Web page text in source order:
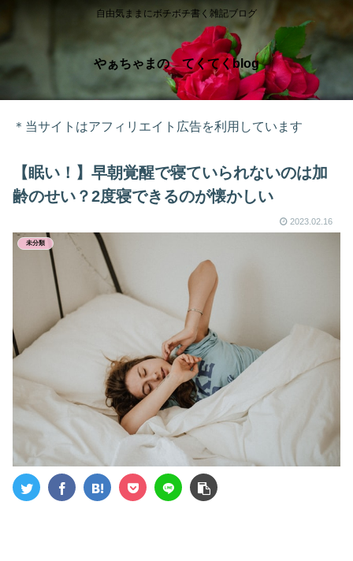
自由気ままにボチボチ書く雑記ブログ
やぁちゃまの てくてくblog
＊当サイトはアフィリエイト広告を利用しています
【眠い！】早朝覚醒で寝ていられないのは加
齢のせい？2度寝できるのが懐かしい
2023.02.16
未分類